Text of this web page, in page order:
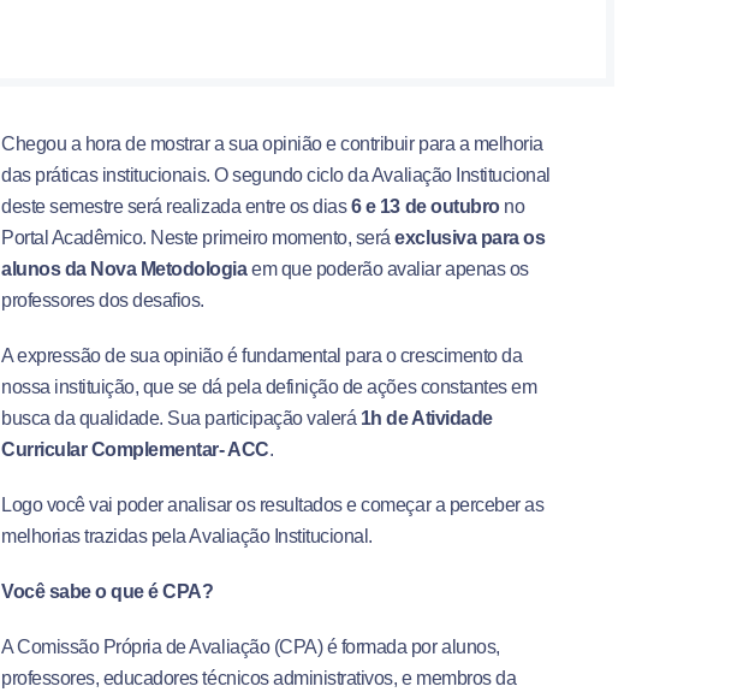
Chegou a hora de mostrar a sua opinião e contribuir para a melhoria
das práticas institucionais. O segundo ciclo da Avaliação Institucional
deste semestre será realizada entre os dias6 e 13 de outubro no
Portal Acadêmico. Neste primeiro momento, seráexclusiva para os
alunos da Nova Metodologiaem que poderão avaliar apenas os
professores dos desafios.
A expressão de sua opinião é fundamental para o crescimento da
nossa instituição, que se dá pela definição de ações constantes em
busca da qualidade. Sua participação valerá 1h de Atividade
Curricular Complementar- ACC.
Logo você vai poder analisar os resultados e começar a perceber as
melhorias trazidas pela Avaliação Institucional.
Você sabe o que é CPA?
A Comissão Própria de Avaliação (CPA) é formada por alunos,
professores, educadores técnicos administrativos, e membros da